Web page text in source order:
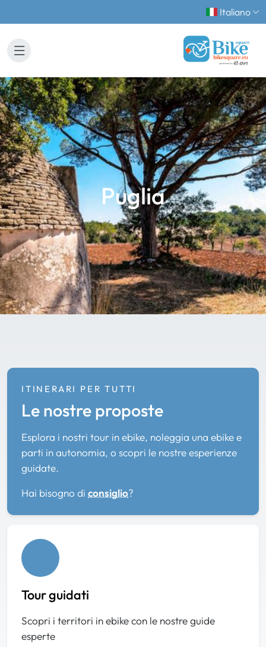
Italiano
Puglia
ITINERARI PER TUTTI
Le nostre proposte
Esplora i nostri tour in ebike, noleggia una ebike e
parti in autonomia, o scopri le nostre esperienze
guidate.
Hai bisogno di consiglio?
Tour guidati
Scopri i territori in ebike con le nostre guide
esperte